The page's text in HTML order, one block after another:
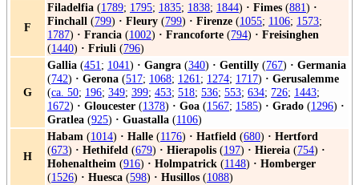
F
Filadelfia (1789; 1795; 1835; 1838; 1844) · Fimes (881) ·
Finchall (799) · Fleury (799) · Firenze (1055; 1106; 1573;
1787) · Francia (1002) · Francoforte (794) · Freisinghen
(1440) · Friuli (796)
G
Gallia (451; 1041) · Gangra (340) · Gentilly (767) · Germania
(742) · Gerona (517; 1068; 1261; 1274; 1717) · Gerusalemme
(ca. 50; 196; 349; 399; 453; 518; 536; 553; 634; 726; 1443;
1672) · Gloucester (1378) · Goa (1567; 1585) · Grado (1296) ·
Gratlea (925) · Guastalla (1106)
H
Habam (1014) · Halle (1176) · Hatfield (680) · Hertford
(673) · Hethifeld (679) · Hierapolis (197) · Hiereia (754) ·
Hohenaltheim (916) · Holmpatrick (1148) · Homberger
(1526) · Huesca (598) · Husillos (1088)